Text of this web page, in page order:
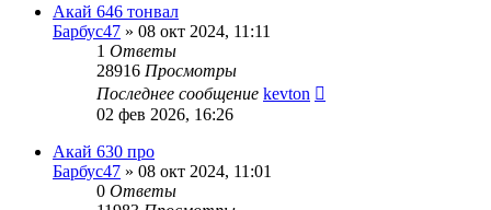
Акай 646 тонвал
Барбус47 » 08 окт 2024, 11:11
1 Ответы
28916 Просмотры
Последнее сообщение kevton
02 фев 2026, 16:26
Акай 630 про
Барбус47 » 08 окт 2024, 11:01
0 Ответы